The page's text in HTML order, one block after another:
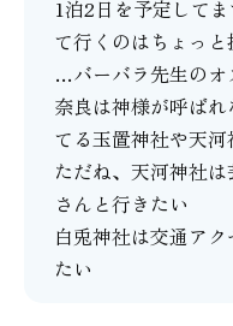
1泊2日を予定して
て行くのはちょっと
…バーバラ先生の
奈良は神様が呼ば
てる玉置神社や天
ただね、天河神社
さんと行きたい
白兎神社は交通ア
たい